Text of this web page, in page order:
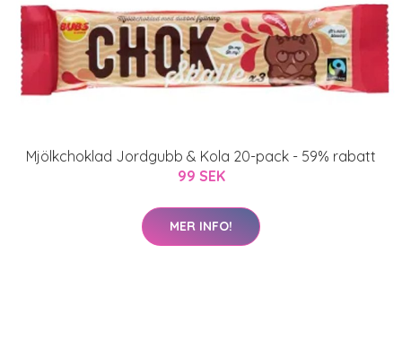
Mjölkchoklad Jordgubb & Kola 20-pack - 59% rabatt
99 SEK
MER INFO!